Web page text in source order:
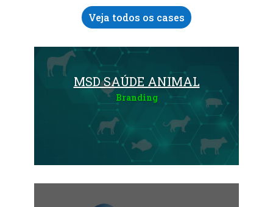
Veja todos os cases
MSD SAÚDE ANIMAL
Branding
Saiba mais